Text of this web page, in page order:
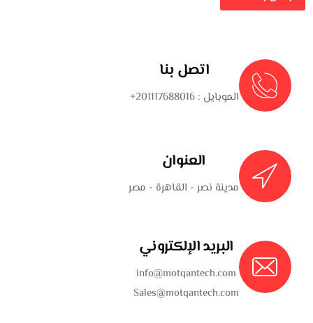
اتصل بنا
الموبايل :201117688016+
العنوان
مدينة نصر - القاهرة - مصر
البريد الإلكتروني
info@motqantech.com
Sales@motqantech.com